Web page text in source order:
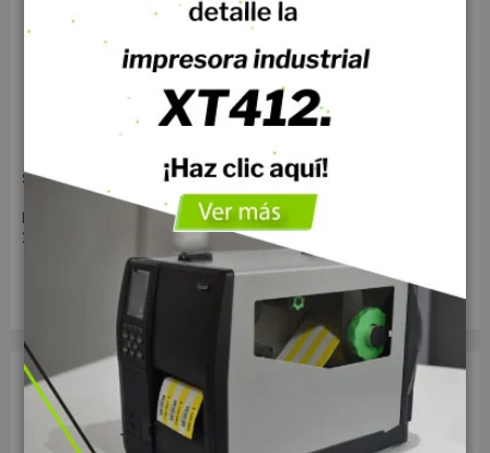
SKU: 7645
MONITOR TOUCH SAT 21"
2013FPH CAPACITIVO
Sin Stock
SKU: 12092
MONITOR TOUCH SAT 21"
2013FPH+ CAPACITIVO
Sin Stock